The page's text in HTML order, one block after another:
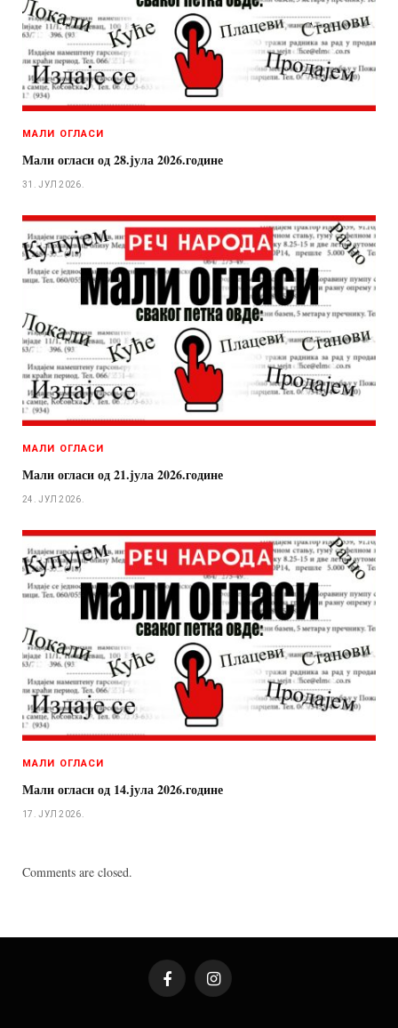
МАЛИ ОГЛАСИ
Мали огласи од 28.јула 2026.године
31. ЈУЛ 2026.
МАЛИ ОГЛАСИ
Мали огласи од 21.јула 2026.године
24. ЈУЛ 2026.
МАЛИ ОГЛАСИ
Мали огласи од 14.јула 2026.године
17. ЈУЛ 2026.
Comments are closed.
FacebookInstagram